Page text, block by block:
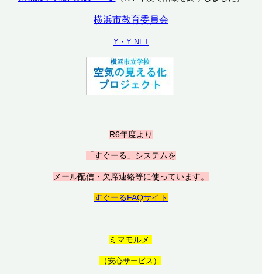
横浜市教育委員会
Y・Y NET
R6年度より
「すぐーる」システムを
メール配信・欠席連絡等に使っています。
すぐーるFAQサイト
ミマモルメ
（安心サービス）